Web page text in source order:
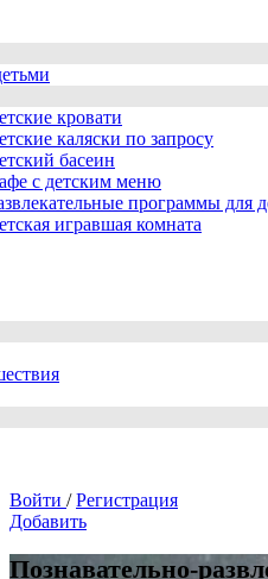
кровати
каляски по запросу
басеин
с детским меню
программы для
игравшая комната
Войти / Регистрация
Добавить
Познавательно-